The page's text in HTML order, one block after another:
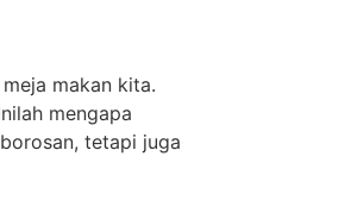
makan kita.
mengapa
tetapi juga